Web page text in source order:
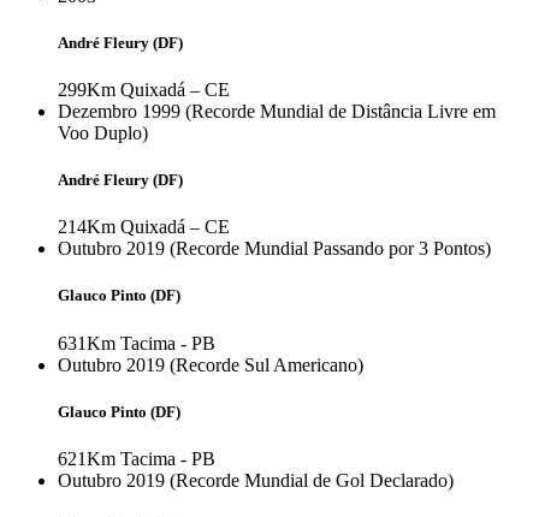
André Fleury (DF)
299Km Quixadá – CE
Dezembro 1999 (Recorde Mundial de Distância Livre em
Voo Duplo)
André Fleury (DF)
214Km Quixadá – CE
Outubro 2019 (Recorde Mundial Passando por 3 Pontos)
Glauco Pinto (DF)
631Km Tacima - PB
Outubro 2019 (Recorde Sul Americano)
Glauco Pinto (DF)
621Km Tacima - PB
Outubro 2019 (Recorde Mundial de Gol Declarado)